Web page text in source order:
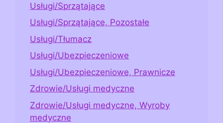
Usługi/Sprzątające
Usługi/Sprzątające, Pozostałe
Usługi/Tłumacz
Usługi/Ubezpieczeniowe
Usługi/Ubezpieczeniowe, Prawnicze
Zdrowie/Usługi medyczne
Zdrowie/Usługi medyczne, Wyroby
medyczne